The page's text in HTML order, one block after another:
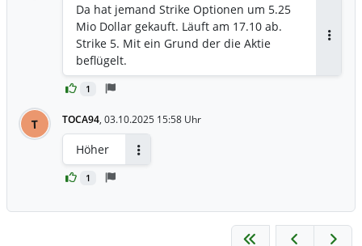
1
Da hat jemand Strike Optionen um 5.25
Mio Dollar gekauft. Läuft am 17.10 ab.
Strike 5. Mit ein Grund der die Aktie
beflügelt.
T TOCA94, 03.10.2025 15:58 Uhr
1
Höher